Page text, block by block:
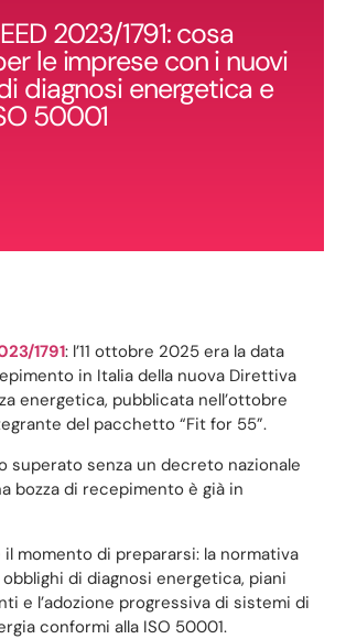
2023/1791: cosa
le imprese con i nuovi
diagnosi energetica e
50001
1791: l’11 ottobre 2025 era la data
in Italia della nuova Direttiva
energetica, pubblicata nell’ottobre
del pacchetto “Fit for 55”.
superato senza un decreto nazionale
bozza di recepimento è già in
il momento di prepararsi: la normativa
di diagnosi energetica, piani
e l’adozione progressiva di sistemi di
conformi alla ISO 50001.